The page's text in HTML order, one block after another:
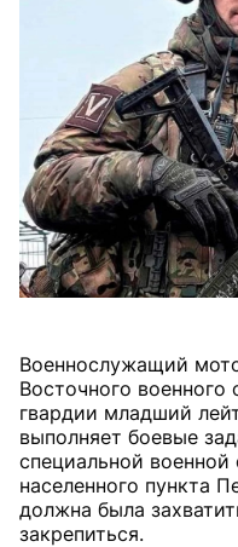
Военнослужащий
Восточного военного
гвардии младший
выполняет боевые
специальной
населенного пункта
должна была
закрепиться.